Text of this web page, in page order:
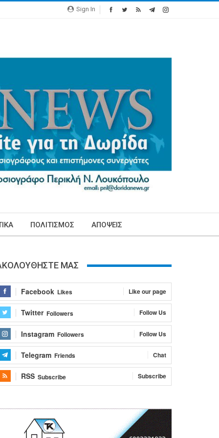
Sign In
ΠΟΛΙΤΙΣΜΟΣ ΑΠΟΨΕΙΣ
ΜΑΣ
Facebook Likes Like our page
Twitter Followers Follow Us
Instagram Followers Follow Us
Telegram Friends Chat
RSS Subscribe Subscribe